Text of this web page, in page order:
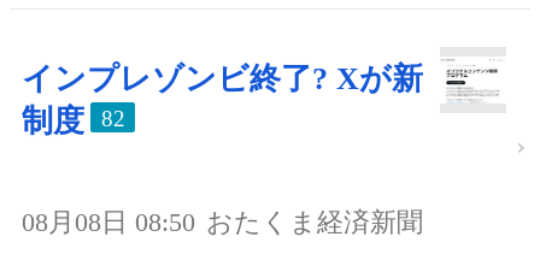
インプレゾンビ終了? Xが新
制度
82
08月08日 08:50 おたくま経済新聞